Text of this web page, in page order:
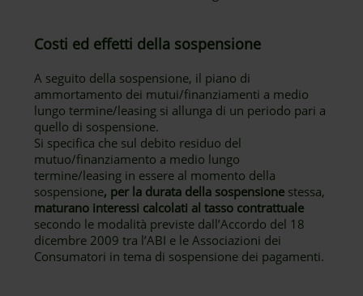
Costi ed effetti della sospensione
A seguito della sospensione, il piano di
ammortamento dei mutui/finanziamenti a medio
lungo termine/leasing si allunga di un periodo pari a
quello di sospensione.
Si specifica che sul debito residuo del
mutuo/finanziamento a medio lungo
termine/leasing in essere al momento della
sospensione, per la durata della sospensione stessa,
maturano interessi calcolati al tasso contrattuale
secondo le modalità previste dall’Accordo del 18
dicembre 2009 tra l’ABI e le Associazioni dei
Consumatori in tema di sospensione dei pagamenti.